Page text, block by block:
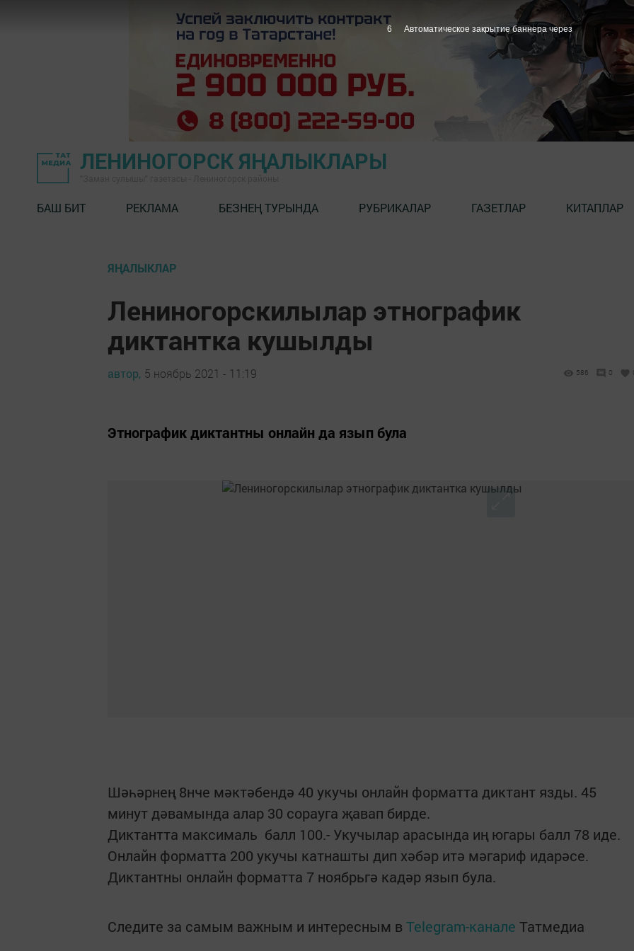
ЛЕНИНОГОРСК ЯҢАЛЫКЛАРЫ
БАШ БИТ РЕКЛАМА БЕЗНЕҢ ТУРЫНДА РУБРИКАЛАР ГАЗЕТЛАР КИТАПЛАР
ЯҢАЛЫКЛАР
Лениногорскилылар этнографик
диктантка кушылды
автор, 5 ноябрь 2021 - 11:19 586 0
Этнографик диктантны онлайн да язып була
Шәһәрнең 8нче мәктәбендә 40 укучы онлайн форматта диктант язды. 45
минут дәвамында алар 30 сорауга җавап бирде.
Диктантта максималь балл 100.- Укучылар арасында иң югары балл 78 иде.
Онлайн форматта 200 укучы катнашты дип хәбәр итә мәгариф идарәсе.
Диктантны онлайн форматта 7 ноябрьгә кадәр язып була.
Следите за самым важным и интересным в Telegram-канале Татмедиа
5 Автоматическое закрытие баннера через